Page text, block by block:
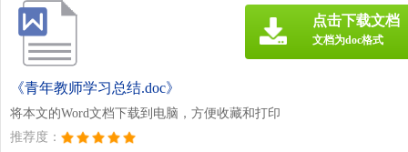
《青年教师学习总结.doc》
将本文的Word文档下载到电脑，方便收藏和打印
推荐度：
点击下载文档
文档为doc格式